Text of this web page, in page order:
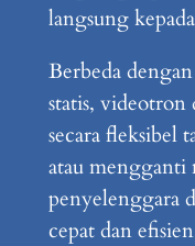
langsung
Berbeda
statis, videotron
secara fleksibel
atau mengganti
penyelenggara
cepat dan